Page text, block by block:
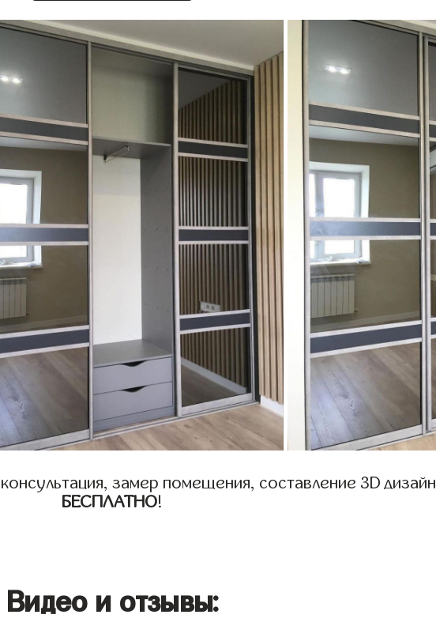
замер помещения, составление 3D
БЕСПЛАТНО!
Видео и отзывы: